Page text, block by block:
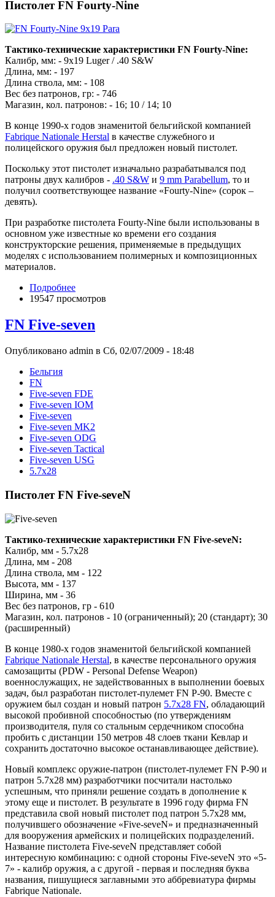
Пистолет FN Fourty-Nine
Тактико-технические характеристики FN Fourty-Nine:
Калибр, мм: - 9x19 Luger / .40 S&W
Длина, мм: - 197
Длина ствола, мм: - 108
Вес без патронов, гр: - 746
Магазин, кол. патронов: - 16; 10 / 14; 10
В конце 1990-х годов знаменитой бельгийской компанией
Fabrique Nationale Herstal в качестве служебного и
полицейского оружия был предложен новый пистолет.
Поскольку этот пистолет изначально разрабатывался под
патроны двух калибров - .40 S&W и 9 mm Parabellum, то и
получил соответствующее название «Fourty-Nine» (сорок –
девять).
При разработке пистолета Fourty-Nine были использованы в
основном уже известные ко времени его создания
конструкторские решения, применяемые в предыдущих
моделях с использованием полимерных и композиционных
материалов.
Подробнее
19547 просмотров
FN Five-seven
Опубликовано admin в Сб, 02/07/2009 - 18:48
Бельгия
FN
Five-seven FDE
Five-seven IOM
Five-seven
Five-seven MK2
Five-seven ODG
Five-seven Tactical
Five-seven USG
5.7х28
Пистолет FN Five-seveN
Тактико-технические характеристики FN Five-seveN:
Калибр, мм - 5.7х28
Длина, мм - 208
Длина ствола, мм - 122
Высота, мм - 137
Ширина, мм - 36
Вес без патронов, гр - 610
Магазин, кол. патронов - 10 (ограниченный); 20 (стандарт); 30
(расширенный)
В конце 1980-х годов знаменитой бельгийской компанией
Fabrique Nationale Herstal, в качестве персонального оружия
самозащиты (PDW - Personal Defense Weapon)
военнослужащих, не задействованных в выполнении боевых
задач, был разработан пистолет-пулемет FN P-90. Вместе с
оружием был создан и новый патрон 5.7х28 FN, обладающий
высокой пробивной способностью (по утверждениям
производителя, пуля со стальным сердечником способна
пробить с дистанции 150 метров 48 слоев ткани Кевлар и
сохранить достаточно высокое останавливающее действие).
Новый комплекс оружие-патрон (пистолет-пулемет FN P-90 и
патрон 5.7х28 мм) разработчики посчитали настолько
успешным, что приняли решение создать в дополнение к
этому еще и пистолет. В результате в 1996 году фирма FN
представила свой новый пистолет под патрон 5.7х28 мм,
получившего обозначение «Five-seveN» и предназначенный
для вооружения армейских и полицейских подразделений.
Название пистолета Five-seveN представляет собой
интересную комбинацию: с одной стороны Five-seveN это «5-
7» - калибр оружия, а с другой - первая и последняя буква
названия, пишущиеся заглавными это аббревиатура фирмы
Fabrique Nationale.